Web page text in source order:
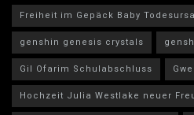
Freiheit im Gepäck Baby
genshin genesis crystals
Gil Ofarim Schulabschluss
Hochzeit Julia Westlake neuer